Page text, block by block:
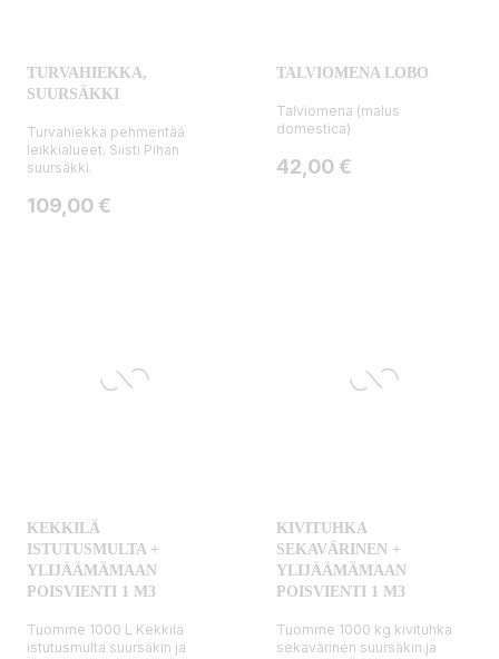
TURVAHIEKKA,
SUURSÄKKI
Turvahiekka pehmentää
leikkialueet. Siisti Pihan
suursäkki.
Hinta
109,00 €
TALVIOMENA LOBO
Talviomena (malus
domestica)
Hinta
42,00 €
KEKKILÄ
ISTUTUSMULTA +
YLIJÄÄMÄMAAN
POISVIENTI 1 M3
Tuomme 1000 L Kekkilä
istutusmulta suursäkin ja
KIVITUHKA
SEKAVÄRINEN +
YLIJÄÄMÄMAAN
POISVIENTI 1 M3
Tuomme 1000 kg kivituhka
sekavärinen suursäkin ja